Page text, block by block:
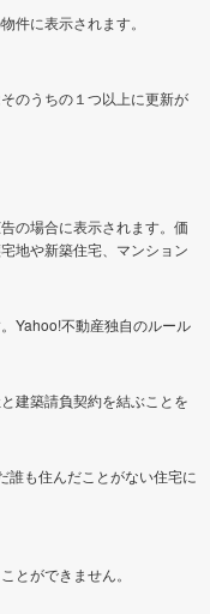
件に表示されます。
のうちの１つ以上に更新が
の場合に表示されます。価
地や新築住宅、マンション
Yahoo!不動産独自のルール
建築請負契約を結ぶことを
誰も住んだことがない住宅に
とができません。